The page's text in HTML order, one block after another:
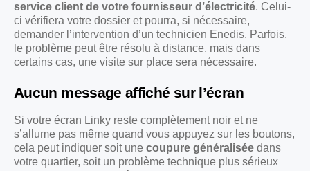
service client de votre fournisseur d’électricité. Celui-
ci vérifiera votre dossier et pourra, si nécessaire,
demander l’intervention d’un technicien Enedis. Parfois,
le problème peut être résolu à distance, mais dans
certains cas, une visite sur place sera nécessaire.
Aucun message affiché sur l’écran
Si votre écran Linky reste complètement noir et ne
s’allume pas même quand vous appuyez sur les boutons,
cela peut indiquer soit une coupure généralisée dans
votre quartier, soit un problème technique plus sérieux